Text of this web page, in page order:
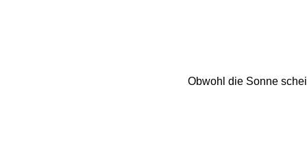
Obwohl die Sonne